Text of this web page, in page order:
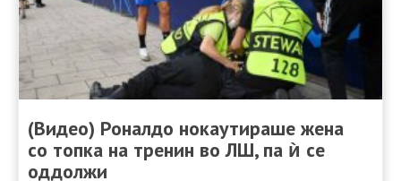
(Видео) Роналдо нокаутираше жена
со топка на тренин во ЛШ, па ѝ се
оддолжи